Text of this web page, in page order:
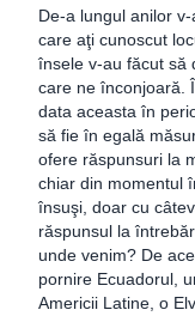
De-a lungul anilor
care aţi cunoscut
însele v-au făcut să
care ne înconjoară.
data aceasta în
să fie în egală
ofere răspunsuri la
chiar din momentul
însuşi, doar cu
răspunsul la
unde venim? De
pornire Ecuadorul,
Americii Latine, o